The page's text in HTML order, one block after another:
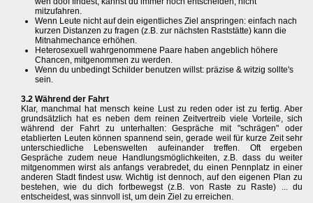
mitzufahren.
Wenn Leute nicht auf dein eigentliches Ziel anspringen: einfach nach
kurzen Distanzen zu fragen (z.B. zur nächsten Raststätte) kann die
Mitnahmechance erhöhen.
Heterosexuell wahrgenommene Paare haben angeblich höhere
Chancen, mitgenommen zu werden.
Wenn du unbedingt Schilder benutzen willst: präzise & witzig sollte's
sein.
3.2 Während der Fahrt
Klar, manchmal hat mensch keine Lust zu reden oder ist zu fertig. Aber
grundsätzlich hat es neben dem reinen Zeitvertreib viele Vorteile, sich
während der Fahrt zu unterhalten: Gespräche mit "schrägen" oder
etablierten Leuten können spannend sein, gerade weil für kurze Zeit sehr
unterschiedliche Lebenswelten aufeinander treffen. Oft ergeben
Gespräche zudem neue Handlungsmöglichkeiten, z.B. dass du weiter
mitgenommen wirst als anfangs verabredet, du einen Pennplatz in einer
anderen Stadt findest usw. Wichtig ist dennoch, auf den eigenen Plan zu
bestehen, wie du dich fortbewegst (z.B. von Raste zu Raste) ... du
entscheidest, was sinnvoll ist, um dein Ziel zu erreichen.